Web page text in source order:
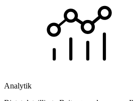
Analytik